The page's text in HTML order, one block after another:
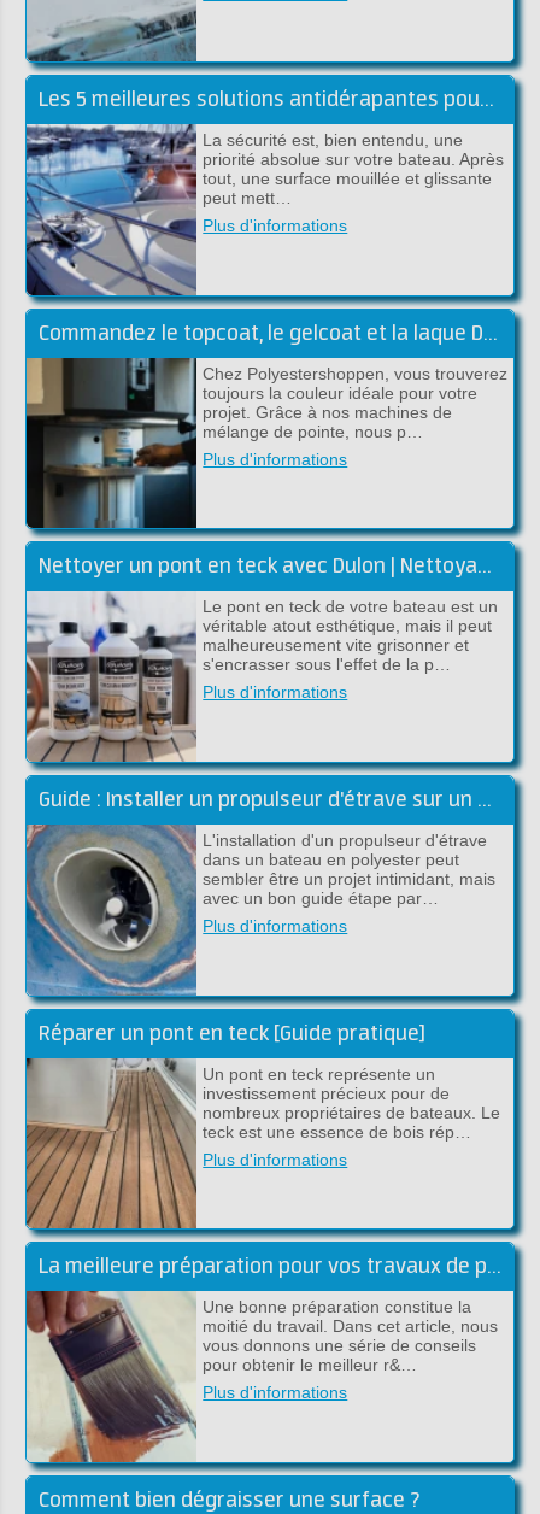
Les 5 meilleures solutions antidérapantes pour l'embarqué
La sécurité est, bien entendu, une
priorité absolue sur votre bateau. Après
tout, une surface mouillée et glissante
peut mett…
Plus d'informations
Commandez le topcoat, le gelcoat et la laque DD dans la couleur souhaitée
Chez Polyestershoppen, vous trouverez
toujours la couleur idéale pour votre
projet. Grâce à nos machines de
mélange de pointe, nous p…
Plus d'informations
Nettoyer un pont en teck avec Dulon | Nettoyage et rénovation
Le pont en teck de votre bateau est un
véritable atout esthétique, mais il peut
malheureusement vite grisonner et
s'encrasser sous l'effet de la p…
Plus d'informations
Guide : Installer un propulseur d'étrave sur un bateau en polyester
L'installation d'un propulseur d'étrave
dans un bateau en polyester peut
sembler être un projet intimidant, mais
avec un bon guide étape par…
Plus d'informations
Réparer un pont en teck [Guide pratique]
Un pont en teck représente un
investissement précieux pour de
nombreux propriétaires de bateaux. Le
teck est une essence de bois rép…
Plus d'informations
La meilleure préparation pour vos travaux de peinture
Une bonne préparation constitue la
moitié du travail. Dans cet article, nous
vous donnons une série de conseils
pour obtenir le meilleur r&…
Plus d'informations
Comment bien dégraisser une surface ?